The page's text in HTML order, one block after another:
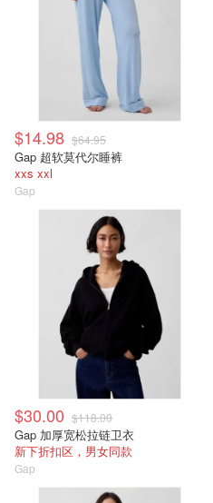
$14.98 $64.95
Gap 超软莫代尔睡裤
xxs xxl
Gap
$30.00 $118.00
Gap 加厚宽松拉链卫衣
新下折扣区，男女同款
Gap